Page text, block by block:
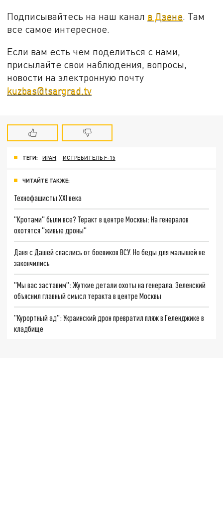
Подписывайтесь на наш канал в Дзене. Там
все самое интересное.
Если вам есть чем поделиться с нами,
присылайте свои наблюдения, вопросы,
новости на электронную почту
kuzbas@tsargrad.tv
ТЕГИ: ИРАН ИСТРЕБИТЕЛЬ F-15
ЧИТАЙТЕ ТАКЖЕ:
Технофашисты XXI века
"Кротами" были все? Теракт в центре Москвы: На генералов
охотятся "живые дроны"
Даня с Дашей спаслись от боевиков ВСУ. Но беды для малышей не
закончились
"Мы вас заставим": Жуткие детали охоты на генерала. Зеленский
объяснил главный смысл теракта в центре Москвы
"Курортный ад": Украинский дрон превратил пляж в Геленджике в
кладбище